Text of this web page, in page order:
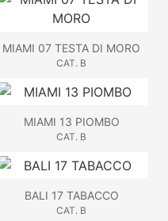
MIAMI 07 TESTA DI MORO
CAT. B
MIAMI 13 PIOMBO
CAT. B
BALI 17 TABACCO
CAT. B